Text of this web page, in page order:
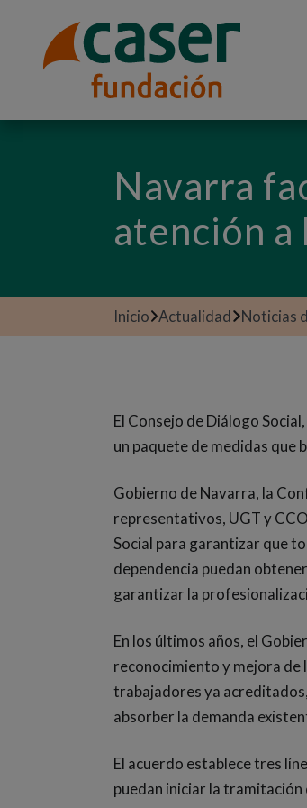
Navarra
atención a
Inicio Actualidad Noticias
El Consejo de Diálogo
un paquete de medidas que
Gobierno de Navarra, la
representativos, UGT y
Social para garantizar que
dependencia puedan
garantizar la
En los últimos años, el
reconocimiento y mejora
trabajadores ya
absorber la demanda
El acuerdo establece tres
puedan iniciar la tramitación